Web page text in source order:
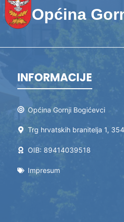
Općina
INFORMACIJE
Općina Gornji Bogićevci
Trg hrvatskih branitelja 1,
OIB: 89414039518
Impresum